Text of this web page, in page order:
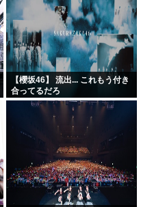
【櫻坂46】 流出... これもう付き
合ってるだろ